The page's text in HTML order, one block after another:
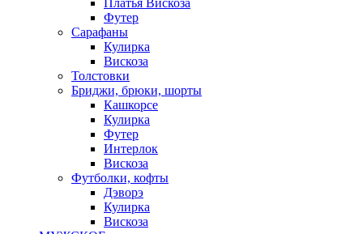
Платья Вискоза
Футер
Сарафаны
Кулирка
Вискоза
Толстовки
Бриджи, брюки, шорты
Кашкорсе
Кулирка
Футер
Интерлок
Вискоза
Футболки, кофты
Дэворэ
Кулирка
Вискоза